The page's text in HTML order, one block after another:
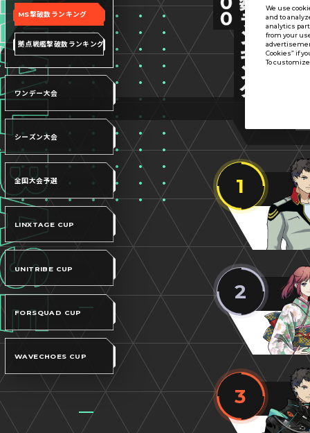
1
2
3
MS撃破数ランキング
拠点戦艦撃破数ランキング
ワンデー大会
シーズン大会
全国大会予選
LINXTAGE CUP
UNITRIBE CUP
FORSQUAD CUP
WAVECHOES CUP
We use
and to
analytics
from your
Cookies” if
To